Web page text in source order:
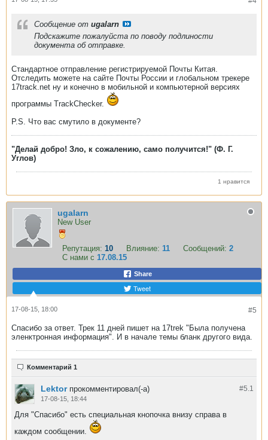
Сообщение от ugalarn
Подскажите пожалуйста по поводу подлиности
документа об отправке.
Стандартное отправление регистрируемой Почты Китая.
Отследить можете на сайте Почты России и глобальном трекере
17track.net ну и конечно в мобильной и компьютерной версиях
программы TrackChecker.
P.S. Что вас смутило в документе?
"Делай добро! Зло, к сожалению, само получится!" (Ф. Г.
Углов)
1 нравится
ugalarn
New User
Репутация: 10 Влияние: 11 Сообщений: 2
С нами с 17.08.15
Share
Tweet
#5
17-08-15, 18:00
Спасибо за ответ. Трек 11 дней пишет на 17trek "Была получена
эленктронная информация". И в начале темы бланк другого вида.
Комментарий 1
#5.1
Lektor прокомментировал(-а)
17-08-15, 18:44
Для "Спасибо" есть специальная кнопочка внизу справа в
каждом сообщении.